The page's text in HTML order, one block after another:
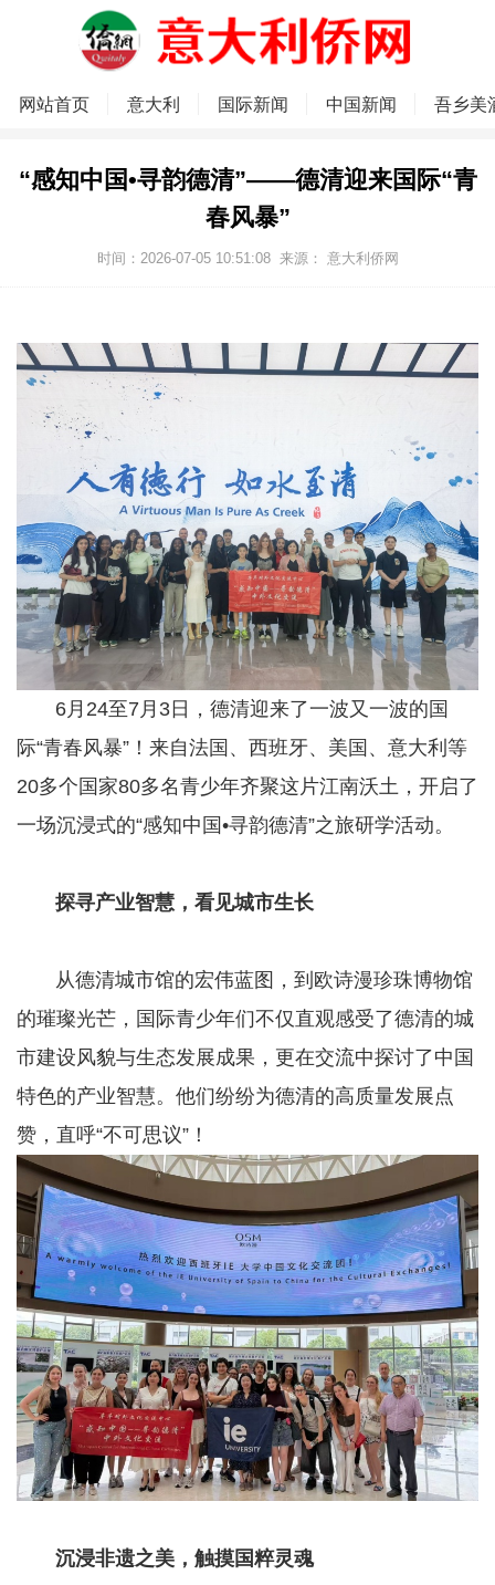
网站首页 意大利 国际新闻 中国新闻 吾乡美
“感知中国•寻韵德清”——德清迎来国际“青
春风暴”
时间：2026-07-05 10:51:08 来源： 意大利侨网
6月24至7月3日，德清迎来了一波又一波的国
际“青春风暴”！来自法国、西班牙、美国、意大利等
20多个国家80多名青少年齐聚这片江南沃土，开启了
一场沉浸式的“感知中国•寻韵德清”之旅研学活动。
探寻产业智慧，看见城市生长
从德清城市馆的宏伟蓝图，到欧诗漫珍珠博物馆
的璀璨光芒，国际青少年们不仅直观感受了德清的城
市建设风貌与生态发展成果，更在交流中探讨了中国
特色的产业智慧。他们纷纷为德清的高质量发展点
赞，直呼“不可思议”！
沉浸非遗之美，触摸国粹灵魂